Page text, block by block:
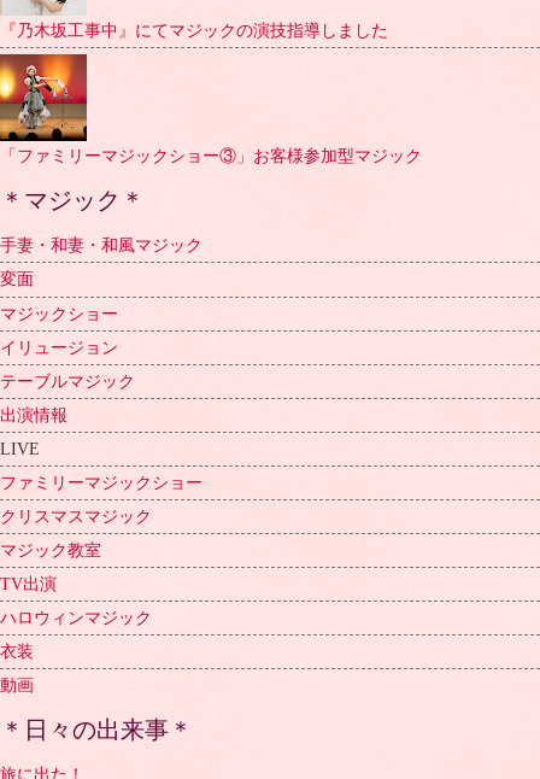
『乃木坂工事中』にてマジックの演技指導しました
「ファミリーマジックショー③」お客様参加型マジック
＊マジック＊
手妻・和妻・和風マジック
変面
マジックショー
イリュージョン
テーブルマジック
出演情報
LIVE
ファミリーマジックショー
クリスマスマジック
マジック教室
TV出演
ハロウィンマジック
衣装
動画
＊日々の出来事＊
旅に出た！